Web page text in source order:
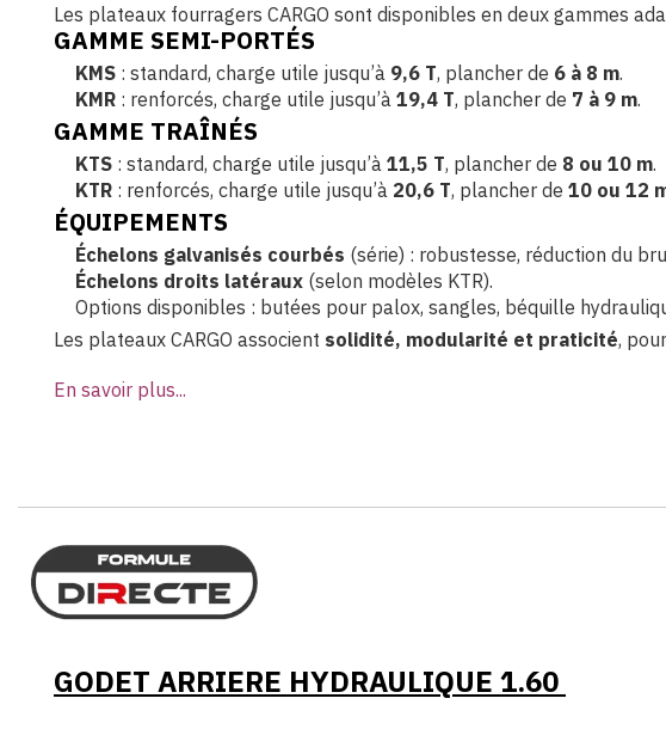
Les plateaux fourragers CARGO sont disponibles en deux gammes
GAMME SEMI-PORTÉS
KMS : standard, charge utile jusqu’à 9,6 T, plancher de 6 à 8 m.
KMR : renforcés, charge utile jusqu’à 19,4 T, plancher de 7 à 9 m.
GAMME TRAÎNÉS
KTS : standard, charge utile jusqu’à 11,5 T, plancher de 8 ou 10 m.
KTR : renforcés, charge utile jusqu’à 20,6 T, plancher de 10 ou 12
ÉQUIPEMENTS
Échelons galvanisés courbés (série) : robustesse, réduction du
Échelons droits latéraux (selon modèles KTR).
Options disponibles : butées pour palox, sangles, béquille
Les plateaux CARGO associent solidité, modularité et praticité,
En savoir plus...
GODET ARRIERE HYDRAULIQUE 1.60